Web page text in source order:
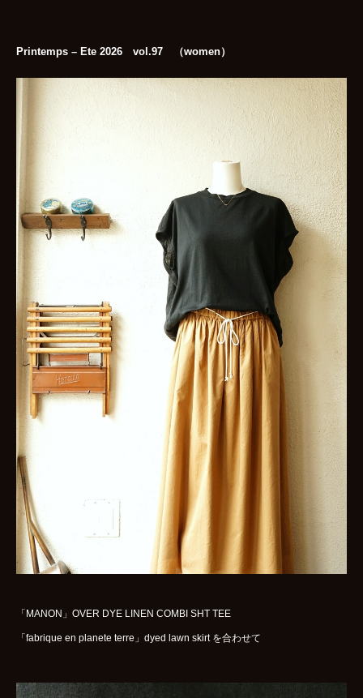
Printemps – Ete 2026 vol.97 （women）
「MANON」OVER DYE LINEN COMBI SHT TEE
「fabrique en planete terre」dyed lawn skirt を合わせて